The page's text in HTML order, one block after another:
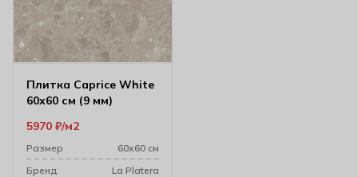
Плитка Caprice White
60х60 см (9 мм)
5970 ₽ м2
Размер
60х60 см
Бренд
La Platera